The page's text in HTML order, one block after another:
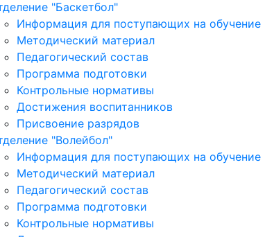
"Баскетбол"
Информация для поступающих на обучение
Методический материал
Педагогический состав
Программа подготовки
Контрольные нормативы
Достижения воспитанников
Присвоение разрядов
"Волейбол"
Информация для поступающих на обучение
Методический материал
Педагогический состав
Программа подготовки
Контрольные нормативы